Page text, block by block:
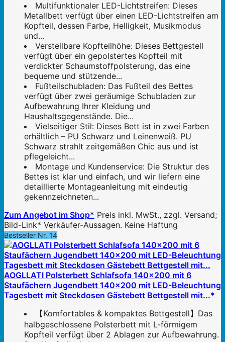
Multifunktionaler LED-Lichtstreifen: Dieses
Metallbett verfügt über einen LED-Lichtstreifen am
Kopfteil, dessen Farbe, Helligkeit, Musikmodus
und...
Verstellbare Kopfteilhöhe: Dieses Bettgestell
verfügt über ein gepolstertes Kopfteil mit
verdickter Schaumstoffpolsterung, das eine
bequeme und stützende...
Fußteilschubladen: Das Fußteil des Bettes
verfügt über zwei geräumige Schubladen zur
Aufbewahrung Ihrer Kleidung und
Haushaltsgegenstände. Die...
Vielseitiger Stil: Dieses Bett ist in zwei Farben
erhältlich – PU Schwarz und Leinenweiß. PU
Schwarz strahlt zeitgemäßen Chic aus und ist
pflegeleicht...
Montage und Kundenservice: Die Struktur des
Bettes ist klar und einfach, und wir liefern eine
detaillierte Montageanleitung mit eindeutig
gekennzeichneten...
Zum Angebot im Shop* Preis inkl. MwSt., zzgl. Versand;
Bild-Link* Verkäufer-Aussagen. Keine Haftung
Bestseller Nr. 14
AOGLLATI Polsterbett Schlafsofa 140x200 mit 6
Staufächern Jugendbett 140x200 mit LED-Beleuchtung
Tagesbett mit Steckdosen Gästebett Bettgestell mit...*
【Komfortables & kompaktes Bettgestell】Das
halbgeschlossene Polsterbett mit L-förmigem
Kopfteil verfügt über 2 Ablagen zur Aufbewahrung.